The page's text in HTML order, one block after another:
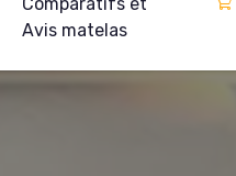
Avis matelas